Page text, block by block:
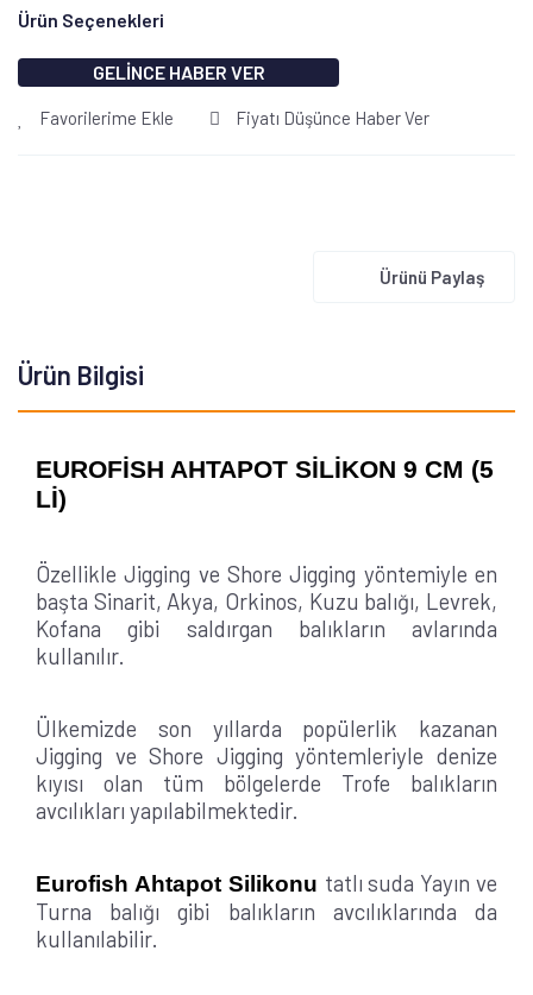
Ürün Seçenekleri
GELİNCE HABER VER
Favorilerime Ekle Fiyatı Düşünce Haber Ver
Ürünü Paylaş
Ürün Bilgisi
EUROFİSH AHTAPOT SİLİKON 9 CM (5
Lİ)
Özellikle Jigging ve Shore Jigging yöntemiyle en
başta Sinarit, Akya, Orkinos, Kuzu balığı, Levrek,
Kofana gibi saldırgan balıkların avlarında
kullanılır.
Ülkemizde son yıllarda popülerlik kazanan
Jigging ve Shore Jigging yöntemleriyle denize
kıyısı olan tüm bölgelerde Trofe balıkların
avcılıkları yapılabilmektedir.
Eurofish Ahtapot Silikonu tatlı suda Yayın ve
Turna balığı gibi balıkların avcılıklarında da
kullanılabilir.